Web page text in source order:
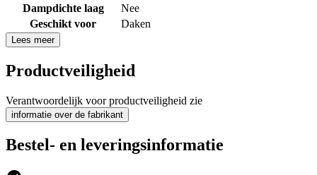
Dampdichte laag
Nee
Geschikt voor
Daken
Lees meer
Productveiligheid
Verantwoordelijk voor productveiligheid zie
informatie over de fabrikant
Bestel- en leveringsinformatie